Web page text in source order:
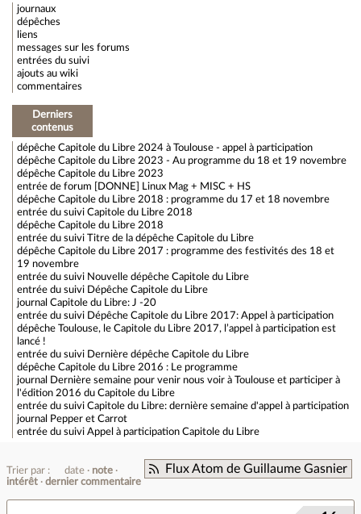
journaux
dépêches
liens
messages sur les forums
entrées du suivi
ajouts au wiki
commentaires
Derniers
contenus
dépêche Capitole du Libre 2024 à Toulouse - appel à participation
dépêche Capitole du Libre 2023 - Au programme du 18 et 19 novembre
dépêche Capitole du Libre 2023
entrée de forum
[DONNE] Linux Mag + MISC + HS
dépêche Capitole du Libre 2018 : programme du 17 et 18 novembre
entrée du suivi Capitole du Libre 2018
dépêche Capitole du Libre 2018
entrée du suivi Titre de la dépêche Capitole du Libre
dépêche Capitole du Libre 2017 : programme des festivités des 18 et
19 novembre
entrée du suivi Nouvelle dépêche Capitole du Libre
entrée du suivi Dépêche Capitole du Libre
journal Capitole du Libre: J -20
entrée du suivi Dépêche Capitole du Libre 2017: Appel à participation
dépêche Toulouse, le Capitole du Libre 2017, l’appel à participation est
lancé !
entrée du suivi Dernière dépêche Capitole du Libre
dépêche Capitole du Libre 2016 : Le programme
journal
Dernière semaine pour venir nous voir à Toulouse et participer à
l'édition 2016 du Capitole du Libre
entrée du suivi Capitole du Libre: dernière semaine d'appel à participation
journal
Pepper et Carrot
entrée du suivi Appel à participation Capitole du Libre
Flux Atom de Guillaume Gasnier
Trier par : date
note
intérêt
dernier commentaire